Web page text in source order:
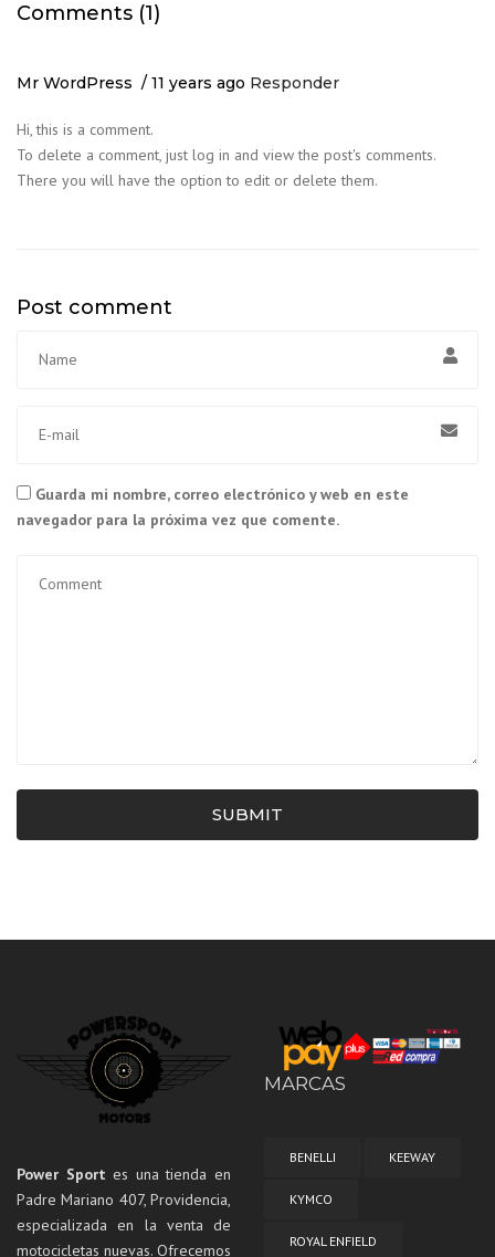
Comments (1)
Mr WordPress 11 years ago Responder
Hi, this is a comment.
To delete a comment, just log in and view the post's comments.
There you will have the option to edit or delete them.
Post comment
Guarda mi nombre, correo electrónico y web en este
navegador para la próxima vez que comente.
SUBMIT
Power Sport es una tienda en
Padre Mariano 407, Providencia,
especializada en la venta de
motocicletas nuevas. Ofrecemos
MARCAS
BENELLI KEEWAY
KYMCO
ROYAL ENFIELD